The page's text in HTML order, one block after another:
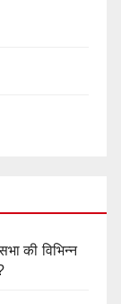
की विभिन्न